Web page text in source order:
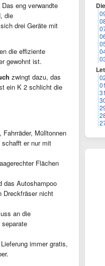
eng verwandte
die
drei Geräte mit
die effiziente
gewohnt ist.
zwingt dazu, das
ein K 2 schlicht die
Mülltonnen
er nur mit
Flächen
das Autoshampoo
Dreckfräser nicht
an die
immer gratis,